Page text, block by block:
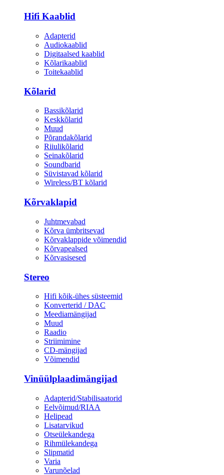
Hifi Kaablid
Adapterid
Audiokaablid
Digitaalsed kaablid
Kõlarikaablid
Toitekaablid
Kõlarid
Bassikõlarid
Keskkõlarid
Muud
Põrandakõlarid
Riiulikõlarid
Seinakõlarid
Soundbarid
Süvistavad kõlarid
Wireless/BT kõlarid
Kõrvaklapid
Juhtmevabad
Kõrva ümbritsevad
Kõrvaklappide võimendid
Kõrvapealsed
Kõrvasisesed
Stereo
Hifi kõik-ühes süsteemid
Konverterid / DAC
Meediamängijad
Muud
Raadio
Striimimine
CD-mängijad
Võimendid
Vinüülplaadimängijad
Adapterid/Stabilisaatorid
Eelvõimud/RIAA
Helipead
Lisatarvikud
Otseülekandega
Rihmülekandega
Slipmatid
Varia
Varunõelad